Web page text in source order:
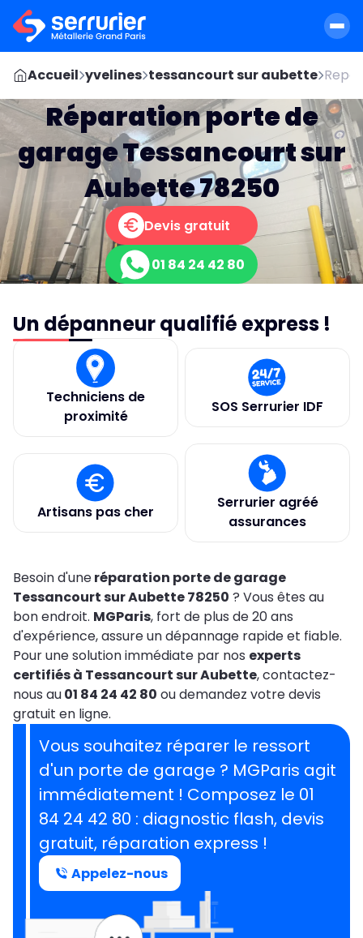
Accueil yvelines tessancourt sur aubette
Réparation porte de
garage Tessancourt sur
Aubette 78250
Devis gratuit
01 84 24 42 80
Un dépanneur qualifié express !
Techniciens de
proximité
SOS Serrurier IDF
Artisans pas cher
Serrurier agréé
assurances
Besoin d'uneréparation porte de garage
Tessancourt sur Aubette 78250 ? Vous êtes au
bon endroit. MGParis, fort de plus de 20 ans
d'expérience, assure un dépannage rapide et fiable.
Pour une solution immédiate par nos experts
certifiés à Tessancourt sur Aubette, contactez-
nous au01 84 24 42 80 ou demandez votre devis
gratuit en ligne.
Vous souhaitez réparer le ressort
d'un porte de garage ? MGParis agit
immédiatement ! Composez le 01
84 24 42 80 : diagnostic flash, devis
gratuit, réparation express !
Appelez-nous